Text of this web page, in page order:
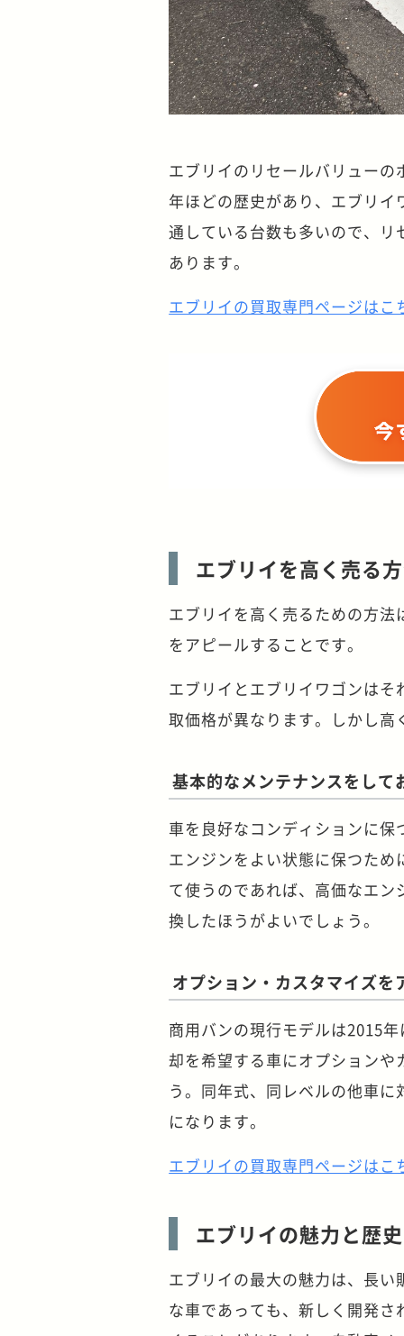
エブリイのリセールバリュー
年ほどの歴史があり、エブリ
通している台数も多いので、
あります。
エブリイの買取専門ページはこ
エブリイを高く売る
エブリイを高く売るための方
をアピールすることです。
エブリイとエブリイワゴンは
取価格が異なります。しかし
基本的なメンテナンスをして
車を良好なコンディションに
エンジンをよい状態に保つた
て使うのであれば、高価なエ
換したほうがよいでしょう。
オプション・カスタマイズを
商用バンの現行モデルは2015
却を希望する車にオプション
う。同年式、同レベルの他車
になります。
エブリイの買取専門ページはこ
エブリイの魅力と歴史
エブリイの最大の魅力は、長
な車であっても、新しく開発